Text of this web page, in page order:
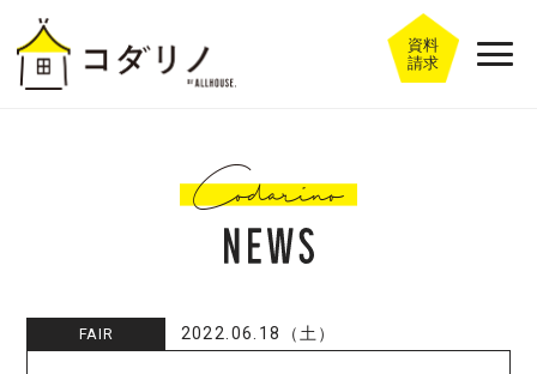
資料
請求
FAIR 2022.06.18（土）